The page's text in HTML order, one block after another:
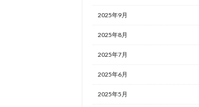
2025年9月
2025年8月
2025年7月
2025年6月
2025年5月